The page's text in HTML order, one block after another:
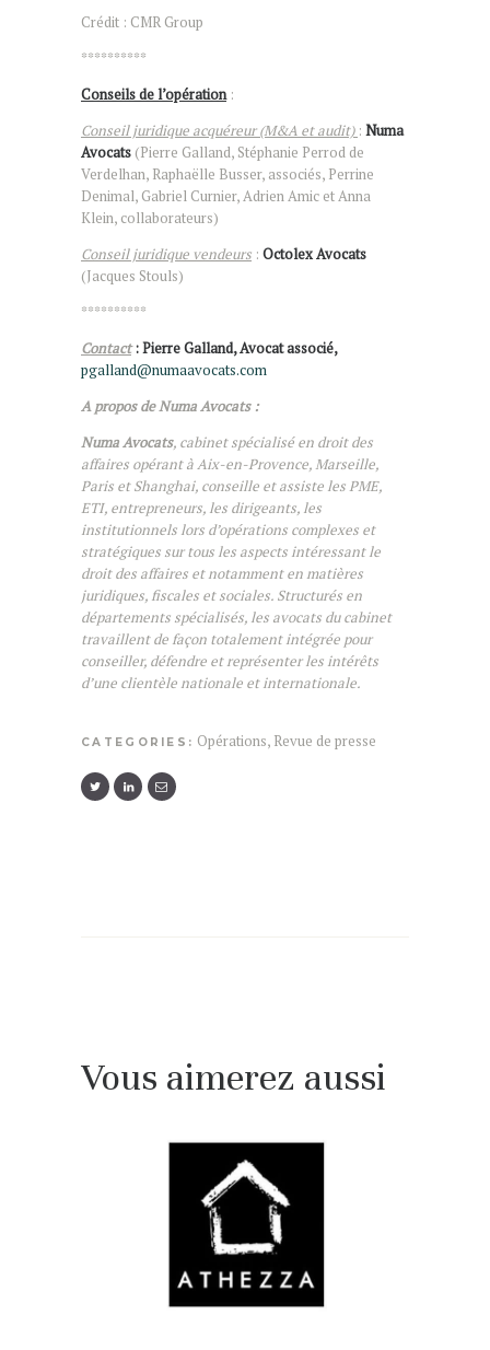
Crédit : CMR Group
**********
Conseils de l’opération :
Conseil juridique acquéreur (M&A et audit) : Numa
Avocats (Pierre Galland, Stéphanie Perrod de
Verdelhan, Raphaëlle Busser, associés, Perrine
Denimal, Gabriel Curnier, Adrien Amic et Anna
Klein, collaborateurs)
Conseil juridique vendeurs : Octolex Avocats
(Jacques Stouls)
**********
Contact : Pierre Galland, Avocat associé,
pgalland@numaavocats.com
A propos de Numa Avocats :
Numa Avocats, cabinet spécialisé en droit des
affaires opérant à Aix-en-Provence, Marseille,
Paris et Shanghai, conseille et assiste les PME,
ETI, entrepreneurs, les dirigeants, les
institutionnels lors d’opérations complexes et
stratégiques sur tous les aspects intéressant le
droit des affaires et notamment en matières
juridiques, fiscales et sociales. Structurés en
départements spécialisés, les avocats du cabinet
travaillent de façon totalement intégrée pour
conseiller, défendre et représenter les intérêts
d’une clientèle nationale et internationale.
CATEGORIES: Opérations, Revue de presse
Vous aimerez aussi